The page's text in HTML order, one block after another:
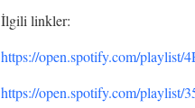
İlgili linkler:
https://open.spotify.com/
https://open.spotify.com/